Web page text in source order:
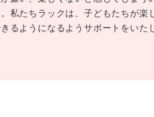
私たちラックは、子どもたちが楽
るようになるようサポートをいた